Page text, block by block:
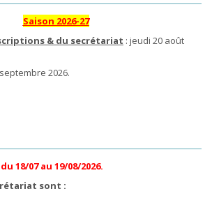
Saison 2026-27
& du secrétariat : jeudi 20 août
2026.
18/07 au 19/08/2026.
sont :